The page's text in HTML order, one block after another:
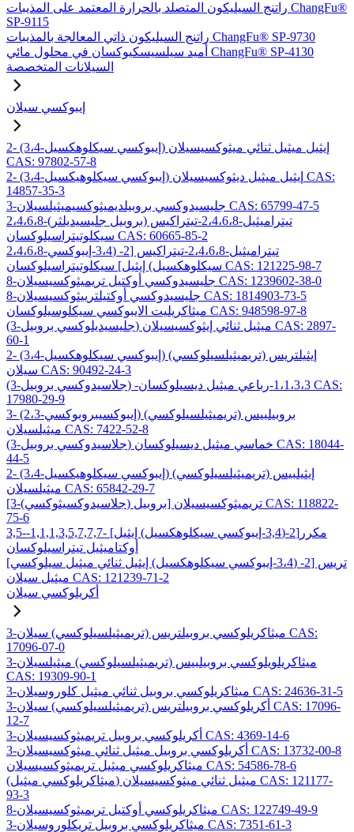
راتنج السيليكون المتصلد بالحرارة المعتمد على المذيبات ChangFu®
SP-9115
راتنج السيليكون ذاتي المعالجة بالمذيبات ChangFu® SP-9730
أميد سيلسيسكيوكسان في محلول مائي ChangFu® SP-4130
السيلانات المتخصصة
إيبوكسي سيلان
2- (3،4-إيبوكسي سيكلوهكسيل) إيثيل ميثيل ثنائي ميثوكسيسيلان
CAS: 97802-57-8
2- (3،4-إيبوكسي سيكلوهيكسيل) إيثيل ميثيل ديثوكسيسيلان CAS:
14857-35-3
3-جليسيدوكسي بروبيلديميثوكسيميثيلسيلان CAS: 65799-47-5
2،4،6،8-تيتراميثيل-2،4،6،8-تيتراكيس (بروبيل جليسيديلثر)
سيكلوتيتراسيلوكسان CAS: 60665-85-2
2،4،6،8-تيتراميثيل-2،4،6،8-تيتراكيس [2- (3،4-إيبوكسي
سيكلوهكسيل) إيثيل] سيكلوتيتراسيلوكسان CAS: 121225-98-7
8-جليسيدوكسي أوكتيل تريميثوكسيسيلان CAS: 1239602-38-0
8-جليسيدوكسي أوكتيلترييثوكسيسيلان CAS: 1814903-73-5
ميثاكريليت الايبوكسي سيكلوسيلوكسان CAS: 948598-97-8
(3-جليسيديلوكسي بروبيل) ميثيل ثنائي إيثوكسيسيلان CAS: 2897-
60-1
2- (3،4-إيبوكسي سيكلوهكسيل) إيثيلتريس (تريميثيلسيلوكسي)
سيلان CAS: 90492-24-3
(3-جلاسيدوكسي بروبيل) -1،1،3،3-رباعي ميثيل ديسيلوكسان CAS:
17980-29-9
3- (2،3-إيبوكسيبروبوكسي) بروبيلبيس (تريميثيلسيلوكسي)
ميثيلسيلان CAS: 7422-52-8
(3-جلاسيدوكسي بروبيل) خماسي ميثيل ديسيلوكسان CAS: 18044-
44-5
2- (3،4-إيبوكسي سيكلوهيكسيل) إيثيلبيس (تريميثيلسيلوكسي)
ميثيلسيلان CAS: 65842-29-7
[3-(جلاسيدوكسيثوكسي) بروبيل] تريميثوكسيسيلان CAS: 118822-
75-6
3,5-مكرر[2-(3,4-إيبوكسي سيكلوهكسيل) إيثيل] -1,1,1,3,5,7,7,7-
أوكتاميثيل تيتراسيلوكسان
تريس [2- (3،4-إيبوكسي سيكلوهكسيل) إيثيل ثنائي ميثيل سيلوكسي]
ميثيل سيلان CAS: 121239-71-2
أكريلوكسي سيلان
3-ميثاكريلوكسي بروبيلتريس (تريميثيلسيلوكسي) سيلان CAS:
17096-07-0
3-ميثاكريلويلوكسي بروبيلبيس (تريميثيلسيلوكسي) ميثيلسيلان
CAS: 19309-90-1
3-ميثاكريلوكسي بروبيل ثنائي ميثيل كلوروسيلان CAS: 24636-31-5
3-أكريلوكسي بروبيلتريس (تريميثيلسيلوكسي) سيلان CAS: 17096-
12-7
3-أكريلوكسي بروبيل تريميثوكسيسيلان CAS: 4369-14-6
3-أكريلوكسي بروبيل ميثيل ثنائي ميثوكسيسيلان CAS: 13732-00-8
ميثاكريلوكسي ميثيل تريميثوكسيسيلان CAS: 54586-78-6
(ميثاكريلوكسي ميثيل) ميثيل ثنائي ميثوكسيسيلان CAS: 121177-
93-3
8-ميثاكريلوكسي أوكتيل تريميثوكسيسيلان CAS: 122749-49-9
3-ميثاكريلوكسي بروبيل تريكلوروسيلان CAS: 7351-61-3